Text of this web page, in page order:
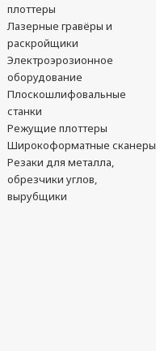
плоттеры
Лазерные гравёры и
раскройщики
Электроэрозионное
оборудование
Плоскошлифовальные
станки
Режущие плоттеры
Широкоформатные сканеры
Резаки для металла,
обрезчики углов,
вырубщики